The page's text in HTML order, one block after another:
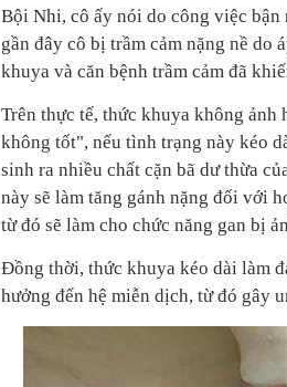
Bội Nhi, cô ấy nói do công việc
gần đây cô bị trầm cảm nặng nề
khuya và căn bệnh trầm cảm đã
Trên thực tế, thức khuya không
không tốt", nếu tình trạng này kéo
sinh ra nhiều chất cặn bã dư thừa
này sẽ làm tăng gánh nặng đối với
từ đó sẽ làm cho chức năng gan bị
Đồng thời, thức khuya kéo dài làm
hưởng đến hệ miễn dịch, từ đó gây